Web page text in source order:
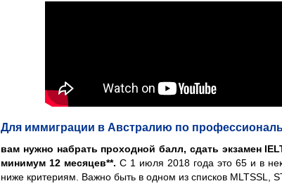
Для иммиграции в Австралию по
вам нужно набрать проходной балл, сдать экзамен
минимум 12 месяцев**. С 1 июля 2018 года это 65 и в
ниже критериям. Важно быть в одном из списков MLTSSL,